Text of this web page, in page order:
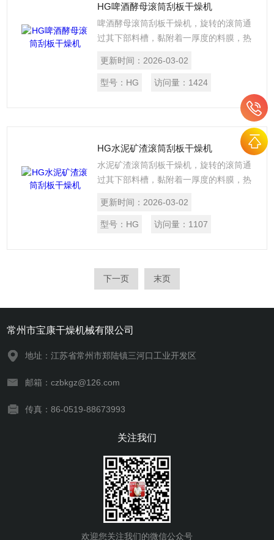
HG啤酒酵母滚筒刮板干燥机
啤酒酵母滚筒刮板干燥机，旋转的滚筒通
过其下部料槽，黏附着一厚度的料膜，热
外壁，再传导给料膜，使料膜中的湿度得
到蒸发、脱湿，使含湿份的物料得到干
燥。干燥好的物料被装置在滚筒表面的刮
刀铲离滚筒，到置于刮刀下方的螺旋输送
器，通过螺旋输送器再将干物料集中、包
更新时间： 2026-03-02
型号： HG 访问量： 1424
HG水泥矿渣滚筒刮板干燥机
水泥矿渣滚筒刮板干燥机，旋转的滚筒通
过其下部料槽，黏附着一厚度的料膜，热
外壁，再传导给料膜，使料膜中的湿度得
到蒸发、脱湿，使含湿份的物料得到干
器，通过螺旋输送器再将干物料集中、包
装。
更新时间： 2026-03-02
型号： HG 访问量： 1107
下一页 末页
常州市宝康干燥机械有限公司
地址：江苏省常州市郑陆镇三河口工业开发区
邮箱：czbkgz@126.com
传真：86-0519-88673993
关注我们
欢迎您关注我们的微信公众号